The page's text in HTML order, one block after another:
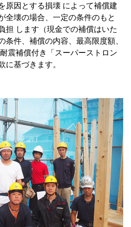
原因とする損壊 によって補償建
全壊の場合、一定の条件のもと
担 します（現金での補償はいた
条件、補償の内容、最高限度額、
震補償付き「スーパーストロン
に基づきます。